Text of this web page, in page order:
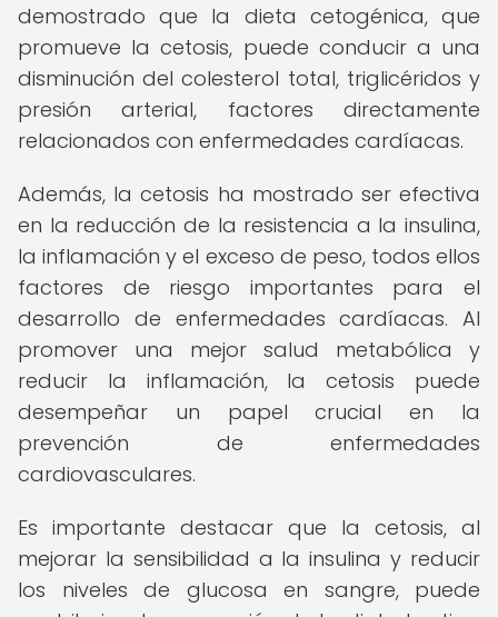
demostrado que la dieta cetogénica, que
promueve la cetosis, puede conducir a una
disminución del colesterol total, triglicéridos y
presión arterial, factores directamente
relacionados con enfermedades cardíacas.
Además, la cetosis ha mostrado ser efectiva
en la reducción de la resistencia a la insulina,
la inflamación y el exceso de peso, todos ellos
factores de riesgo importantes para el
desarrollo de enfermedades cardíacas. Al
promover una mejor salud metabólica y
reducir la inflamación, la cetosis puede
desempeñar un papel crucial en la
prevención de enfermedades
cardiovasculares.
Es importante destacar que la cetosis, al
mejorar la sensibilidad a la insulina y reducir
los niveles de glucosa en sangre, puede